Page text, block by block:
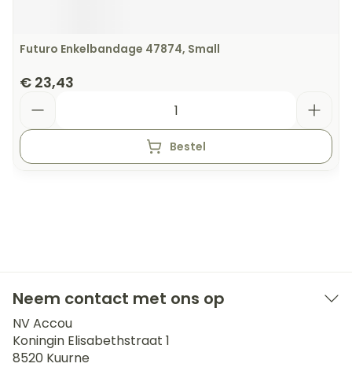
Futuro Enkelbandage 47874, Small
€ 23,43
Bestel
Neem contact met ons op
NV Accou
Koningin Elisabethstraat 1
8520 Kuurne